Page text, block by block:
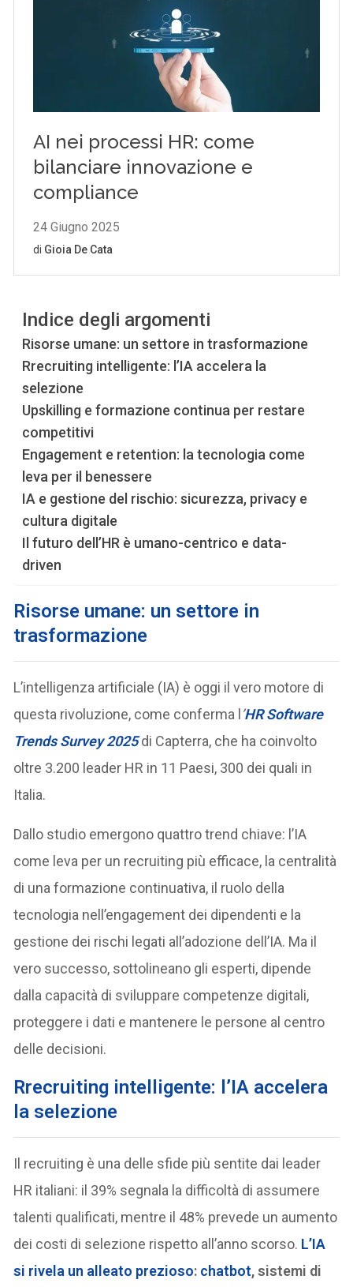
Indice degli argomenti
Risorse umane: un settore in trasformazione
Rrecruiting intelligente: l’IA accelera la
selezione
Upskilling e formazione continua per restare
competitivi
Engagement e retention: la tecnologia come
leva per il benessere
IA e gestione del rischio: sicurezza, privacy e
cultura digitale
Il futuro dell’HR è umano-centrico e data-
driven
Risorse umane: un settore in
trasformazione
L’intelligenza artificiale (IA) è oggi il vero motore di
questa rivoluzione, come conferma l’HR Software
Trends Survey 2025di Capterra, che ha coinvolto
oltre 3.200 leader HR in 11 Paesi, 300 dei quali in
Italia.
Dallo studio emergono quattro trend chiave: l’IA
come leva per un recruiting più efficace, la centralità
di una formazione continuativa, il ruolo della
tecnologia nell’engagement dei dipendenti e la
gestione dei rischi legati all’adozione dell’IA. Ma il
vero successo, sottolineano gli esperti, dipende
dalla capacità di sviluppare competenze digitali,
proteggere i dati e mantenere le persone al centro
delle decisioni.
Rrecruiting intelligente: l’IA accelera
la selezione
Il recruiting è una delle sfide più sentite dai leader
HR italiani: il 39% segnala la difficoltà di assumere
talenti qualificati, mentre il 48% prevede un aumento
dei costi di selezione rispetto all’anno scorso. L’IA
si rivela un alleato prezioso: chatbot, sistemi di